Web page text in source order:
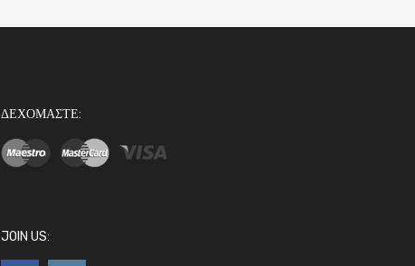
ΔΕΧΟΜΑΣΤΕ:
JOIN US: